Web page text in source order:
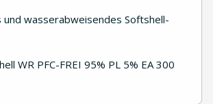
und wasserabweisendes Softshell-
WR PFC-FREI 95% PL 5% EA 300